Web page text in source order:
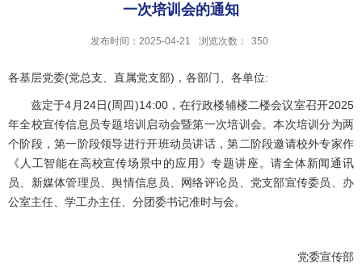
一次培训会的通知
发布时间：2025-04-21 浏览次数： 350
各基层党委(党总支、直属党支部)，各部门、各单位:
兹定于4月24日(周四)14:00，在行政楼辅楼二楼会议室召开2025
年全校宣传信息员专题培训启动会暨第一次培训会。本次培训分为两
个阶段，第一阶段领导进行开班动员讲话，第二阶段邀请校外专家作
《人工智能在高校宣传场景中的应用》专题讲座。请全体新闻通讯
员、新媒体管理员、舆情信息员、网络评论员、党支部宣传委员、办
公室主任、学工办主任、分团委书记准时与会。
党委宣传部